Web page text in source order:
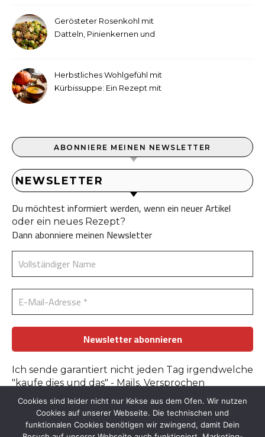
Gerösteter Rosenkohl mit
Datteln, Pinienkernen und
Herbstliches Wohlgefühl mit
Kürbissuppe: Ein Rezept mit
ABONNIERE MEINEN NEWSLETTER
NEWSLETTER
Du möchtest informiert werden, wenn ein neuer Artikel
oder ein neues Rezept?
Dann abonniere meinen Newsletter
Ich sende garantiert nicht jeden Tag irgendwelche
"kaufe dies und das" - Mails. Versprochen
Erfahre mehr in der Datenschutzerklärung.
Cookies sind leider nicht nur Kekse aus dem Ofen. Wir nutzen
Cookies auf unserer Webseite. Die technischen und
funktionalen Cookies benötigen wir zwingend, damit Dein